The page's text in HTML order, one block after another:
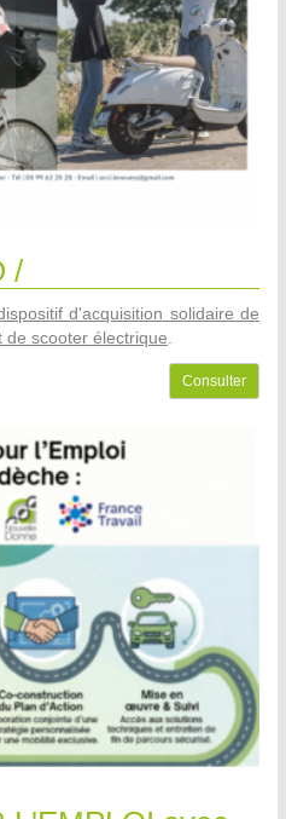
/
d'acquisition solidaire de
de scooter électrique
Consulter